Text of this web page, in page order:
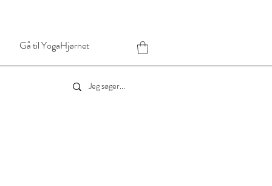
Gå til YogaHjørnet